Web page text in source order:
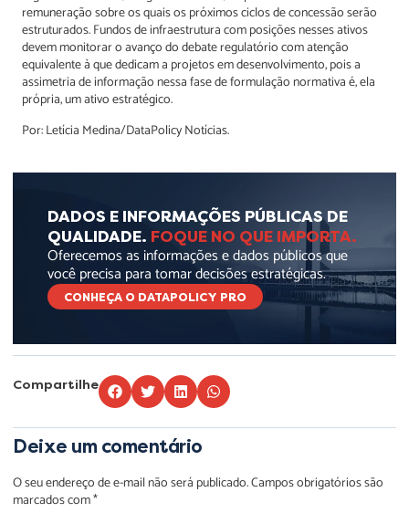
remuneração sobre os quais os próximos ciclos de concessão serão
estruturados. Fundos de infraestrutura com posições nesses ativos
devem monitorar o avanço do debate regulatório com atenção
equivalente à que dedicam a projetos em desenvolvimento, pois a
assimetria de informação nessa fase de formulação normativa é, ela
própria, um ativo estratégico.
Por: Letícia Medina/DataPolicy Notícias.
DADOS E INFORMAÇÕES PÚBLICAS DE
QUALIDADE. FOQUE NO QUE IMPORTA.
Oferecemos as informações e dados públicos que
você precisa para tomar decisões estratégicas.
CONHEÇA O DATAPOLICY PRO
Compartilhe
Deixe um comentário
O seu endereço de e-mail não será publicado.Campos obrigatórios são
marcados com*